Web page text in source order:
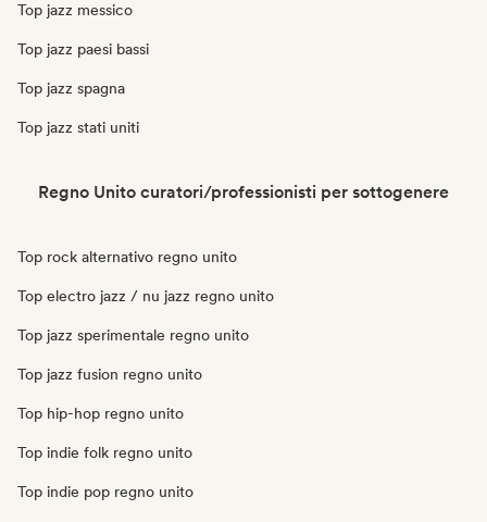
Top jazz messico
Top jazz paesi bassi
Top jazz spagna
Top jazz stati uniti
Regno Unito curatori/professionisti per sottogenere
Top rock alternativo regno unito
Top electro jazz / nu jazz regno unito
Top jazz sperimentale regno unito
Top jazz fusion regno unito
Top hip-hop regno unito
Top indie folk regno unito
Top indie pop regno unito